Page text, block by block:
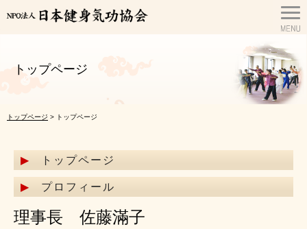
トップページ
トップページ > トップページ
トップページ
プロフィール
理事長 佐藤滿子